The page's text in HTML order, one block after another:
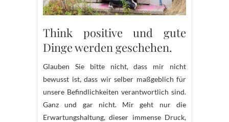
Think positive und gute
Dinge werden geschehen.
Glauben Sie bitte nicht, dass mir nicht
bewusst ist, dass wir selber maßgeblich für
unsere Befindlichkeiten verantwortlich sind.
Ganz und gar nicht. Mir geht nur die
Erwartungshaltung, dieser immense Druck,